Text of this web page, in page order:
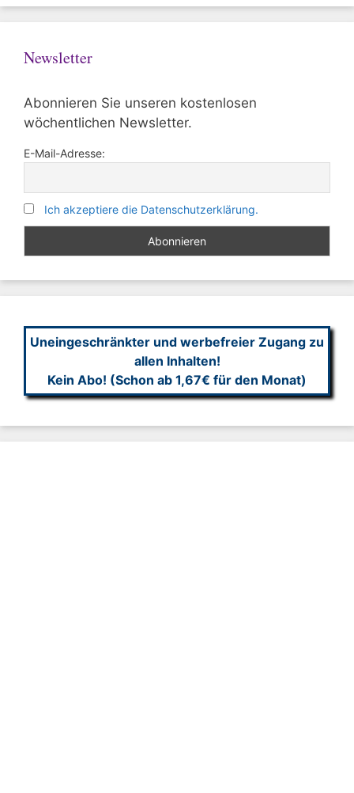
Newsletter
Abonnieren Sie unseren kostenlosen
wöchentlichen Newsletter.
E-Mail-Adresse:
Ich akzeptiere die Datenschutzerklärung.
Uneingeschränkter und werbefreier Zugang zu
allen Inhalten!
Kein Abo! (Schon ab 1,67€ für den Monat)